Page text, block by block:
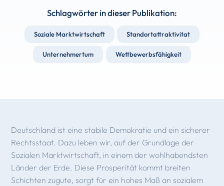
Schlagwörter in dieser Publikation:
Soziale Marktwirtschaft Standortattraktivitat
Unternehmertum Wettbewerbsfähigkeit
Deutschland ist eine stabile Demokratie und ein sicherer
Rechtsstaat. Dazu leben wir, auf der Grundlage der
Sozialen Marktwirtschaft, in einem der wohlha­bendsten
Länder der Erde. Diese Prosperität kommt breiten
Schichten zugute, sorgt für ein hohes Maß an sozialem